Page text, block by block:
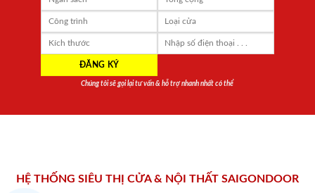
Chúng tôi sẽ gọi lại tư vấn & hỗ trợ nhanh nhất có thể
HỆ THỐNG SIÊU THỊ CỬA & NỘI THẤT SAIGONDOOR